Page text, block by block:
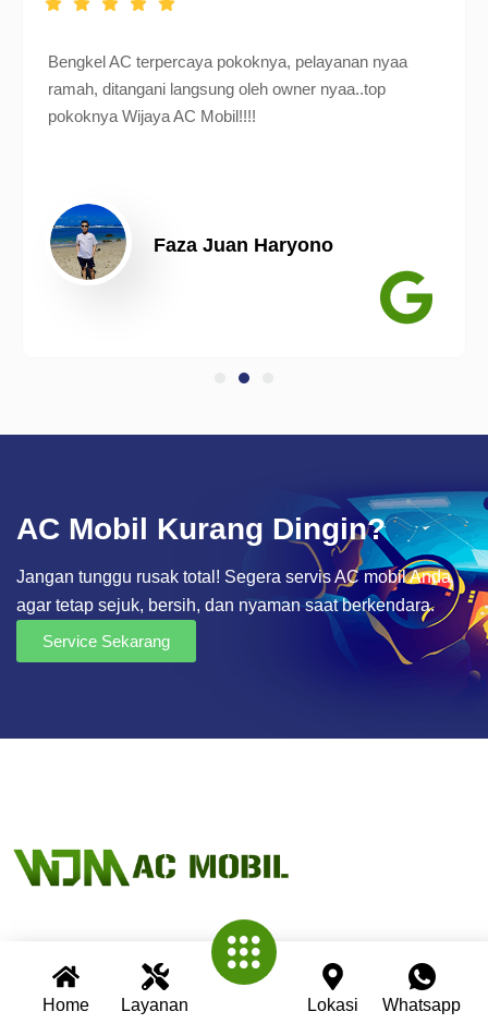
Home Layanan Lokasi Whatsapp
Bengkel AC terpercaya pokoknya, pelayanan nyaa
ramah, ditangani langsung oleh owner nyaa..top
pokoknya Wijaya AC Mobil!!!!
Faza Juan Haryono
AC Mobil Kurang Dingin?
Jangan tunggu rusak total! Segera servis AC mobil Anda
agar tetap sejuk, bersih, dan nyaman saat berkendara.
Service Sekarang
Wijaya AC Mobil adalah bengkel spesialis AC mobil yang
telah berpengalaman lebih dari 30 tahun. Kami berkomitmen
memberikan layanan terbaik dengan teknisi profesional,